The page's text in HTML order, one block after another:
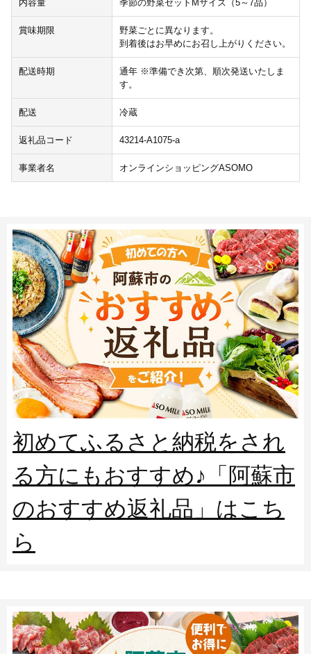
内容量 季節の野菜セットMサイズ（5～7品）
賞味期限
野菜ごとに異なります。
到着後はお早めにお召し上がりください。
配送時期
通年 ※準備でき次第、順次発送いたしま
す。
配送 冷蔵
返礼品コード 43214-A1075-a
事業者名 オンラインショッピングASOMO
初めてふるさと納税をされ
る方にもおすすめ♪「阿蘇市
のおすすめ返礼品」はこち
ら